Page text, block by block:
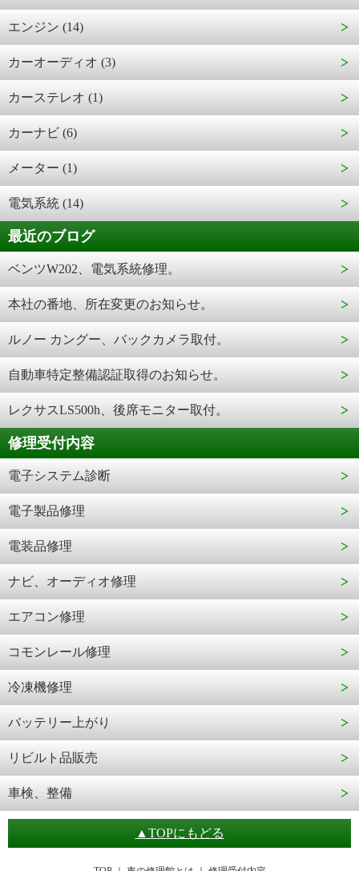
エンジン (14)
カーオーディオ (3)
カーステレオ (1)
カーナビ (6)
メーター (1)
電気系統 (14)
最近のブログ
ベンツW202、電気系統修理。
本社の番地、所在変更のお知らせ。
ルノー カングー、バックカメラ取付。
自動車特定整備認証取得のお知らせ。
レクサスLS500h、後席モニター取付。
修理受付内容
電子システム診断
電子製品修理
電装品修理
ナビ、オーディオ修理
エアコン修理
コモンレール修理
冷凍機修理
バッテリー上がり
リビルト品販売
車検、整備
▲TOPにもどる